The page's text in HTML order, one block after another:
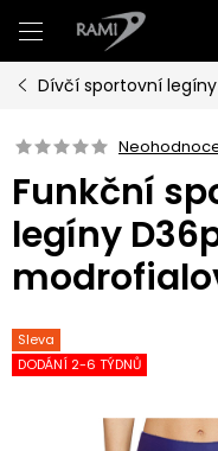
na
obsah
Dívčí sportovní legíny
Funkční
legíny
Sleva
DODÁNÍ 2-6 TÝDNŮ